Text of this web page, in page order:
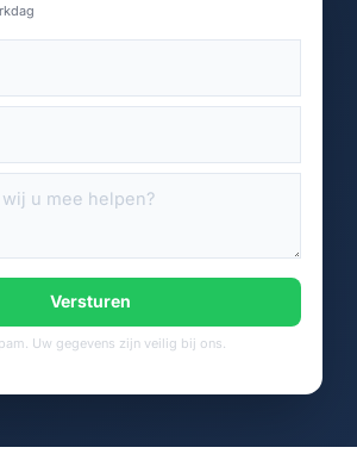
Versturen
Uw gegevens zijn veilig bij ons.